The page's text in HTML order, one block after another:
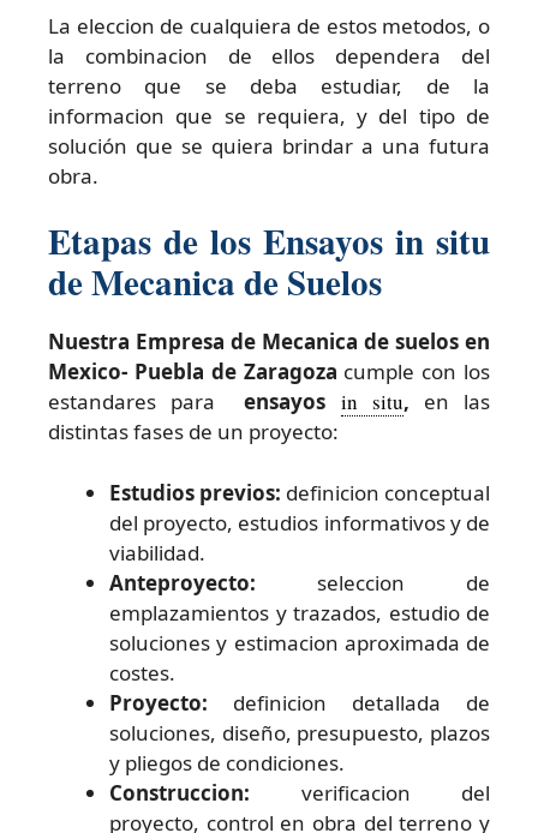
La eleccion de cualquiera de estos metodos, o
la combinacion de ellos dependera del
terreno que se deba estudiar, de la
informacion que se requiera, y del tipo de
solución que se quiera brindar a una futura
obra.
Etapas de los Ensayos in situ
de Mecanica de Suelos
Nuestra Empresa de Mecanica de suelos en
Mexico- Puebla de Zaragoza cumple con los
estandares para
ensayos in situ, en las
distintas fases de un proyecto:
Estudios previos: definicion conceptual
del proyecto, estudios informativos y de
viabilidad.
Anteproyecto: seleccion de
emplazamientos y trazados, estudio de
soluciones y estimacion aproximada de
costes.
Proyecto: definicion detallada de
soluciones, diseño, presupuesto, plazos
y pliegos de condiciones.
Construccion: verificacion del
proyecto, control en obra del terreno y